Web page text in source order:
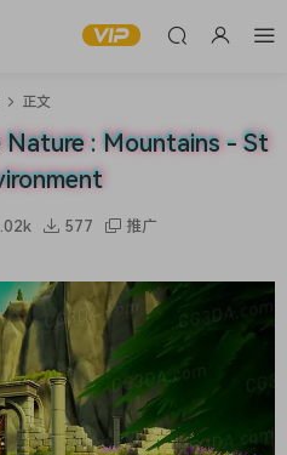
正文
Nature : Mountains - St
577 推广